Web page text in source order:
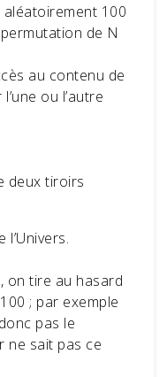
100
de N
au contenu de
ou l’autre
deux tiroirs
on tire au hasard
; par exemple
pas le
ne sait pas ce